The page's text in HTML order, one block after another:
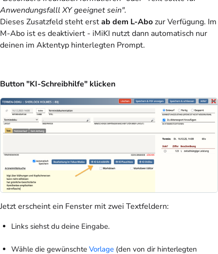
Anwendungsfalll XY geeignet sein".
Dieses Zusatzfeld steht erstab dem L-Abozur Verfügung. Im
M-Abo ist es deaktiviert - iMiKI nutzt dann automatisch nur
deinen im Aktentyp hinterlegten Prompt.
Button "KI-Schreibhilfe" klicken
Jetzt erscheint ein Fenster mit zwei Textfeldern:
Links siehst du deine Eingabe.
Wähle die gewünschte Vorlage(den von dir hinterlegten